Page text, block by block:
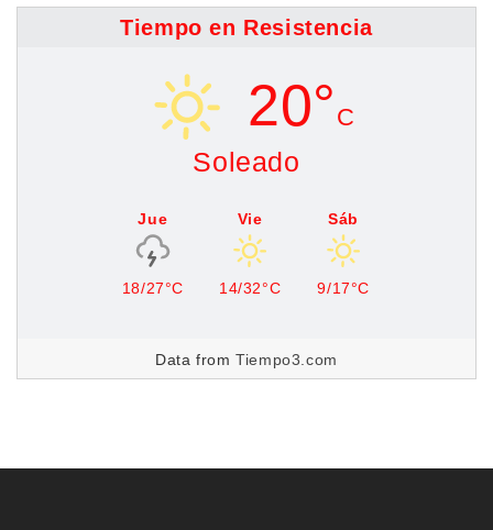
Tiempo en Resistencia
20° C
Soleado
Jue
18/27°C
Vie
14/32°C
Sáb
9/17°C
Data fromTiempo3.com